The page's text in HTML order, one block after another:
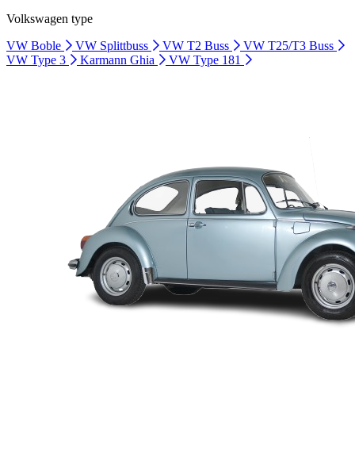
Volkswagen type
VW Boble
VW Splittbuss VW T2 Buss
VW T25/T3 Buss
VW Type 3
Karmann Ghia VW Type 181